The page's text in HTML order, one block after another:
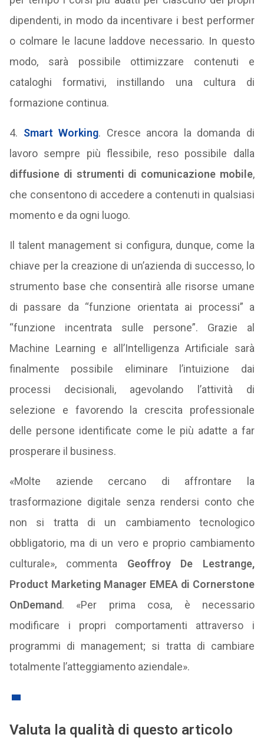
dipendenti, in modo da incentivare i best performer
o colmare le lacune laddove necessario. In questo
modo, sarà possibile ottimizzare contenuti e
cataloghi formativi, instillando una cultura di
formazione continua.
4. Smart Working. Cresce ancora la domanda di
lavoro sempre più flessibile, reso possibile dalla
diffusione di strumenti di comunicazione mobile,
che consentono di accedere a contenuti in qualsiasi
momento e da ogni luogo.
Il talent management si configura, dunque, come la
chiave per la creazione di un’azienda di successo, lo
strumento base che consentirà alle risorse umane
di passare da “funzione orientata ai processi” a
“funzione incentrata sulle persone”. Grazie al
Machine Learning e all’Intelligenza Artificiale sarà
finalmente possibile eliminare l’intuizione dai
processi decisionali, agevolando l’attività di
selezione e favorendo la crescita professionale
delle persone identificate come le più adatte a far
prosperare il business.
«Molte aziende cercano di affrontare la
trasformazione digitale senza rendersi conto che
non si tratta di un cambiamento tecnologico
obbligatorio, ma di un vero e proprio cambiamento
culturale», commenta Geoffroy De Lestrange,
Product Marketing Manager EMEA di Cornerstone
OnDemand. «Per prima cosa, è necessario
modificare i propri comportamenti attraverso i
programmi di management; si tratta di cambiare
totalmente l’atteggiamento aziendale».
Valuta la qualità di questo articolo